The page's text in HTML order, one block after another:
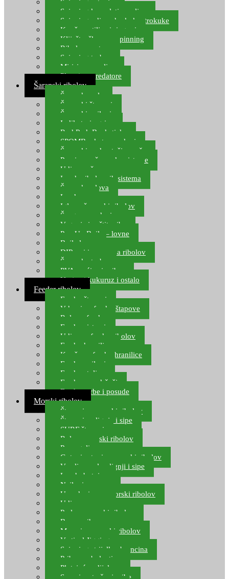
Spinning setovi
Spinning kompleti varalica
Spinning udice, dvokuke, trokuke
Kopče, vrtilice i ringovi
Kliješta, škare za spinning
Ribolov pastrve
Spinning torbe
Mirisi za varalice
Plovci za predatore
Šaranski ribolov
Šaranske role
Šaranski štapovi
Šaranski najloni
Indikatori ugriza
Rod Pod, Banksticks
SPOMB rakete, markeri
Šaranski podmetači, mreže
Pernice za šaranske sisteme
Udice za šarana, amura
Izrada ribolovnih sistema
Šaranska olova
Leadcore
Igle za šaranski ribolov
Špage, upredenice
Vaganje i zaštita ribe
Pop Up Boile – lovne
Boile lovne
DIP-ovi i arome za ribolov
Šaranske torbe
PVA vrećice i pribor
Umjetni kukuruz i ostalo
Feeder ribolov
Feeder štapovi
Vrhovi za feeder štapove
Role za feeder
Feeder sistemi
Udice za feeder ribolov
Feeder hranilice
Kopče za feeder hranilice
Feeder najloni
Feeder stolice
Feeder arm držači
Feeder torbe i posude
Morski ribolov
Štapovi za morski ribolov
Štapovi za lignje i sipe
SURF štapovi
Role za morski ribolov
Parangali
Gotovi setovi za morski ribolov
Varalice za lov lignji i sipe
Lov hobotnice
Najloni za more
Upredenice za morski ribolov
Udice za more
Perle za morski ribolov
Brum prihrana za more
Mamci za morski ribolov
Vertical Jigging
Spinning strijelke, brancina
Pribor za bolentino
Plutajuća odijela
Sonari za traženje ribe